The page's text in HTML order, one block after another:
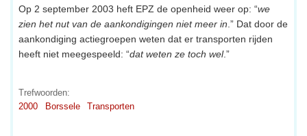
Op 2 september 2003 heft EPZ de openheid weer op: “we
zien het nut van de aankondigingen niet meer in .” Dat door de
aankondiging actiegroepen weten dat er transporten rijden
heeft niet meegespeeld: “dat weten ze toch wel.”
Trefwoorden:
2000
Borssele Transporten